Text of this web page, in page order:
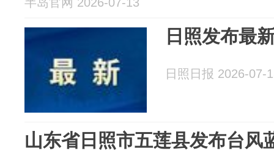
日照发布最
日照日报 2026-07-
山东省日照市五莲县发布台风